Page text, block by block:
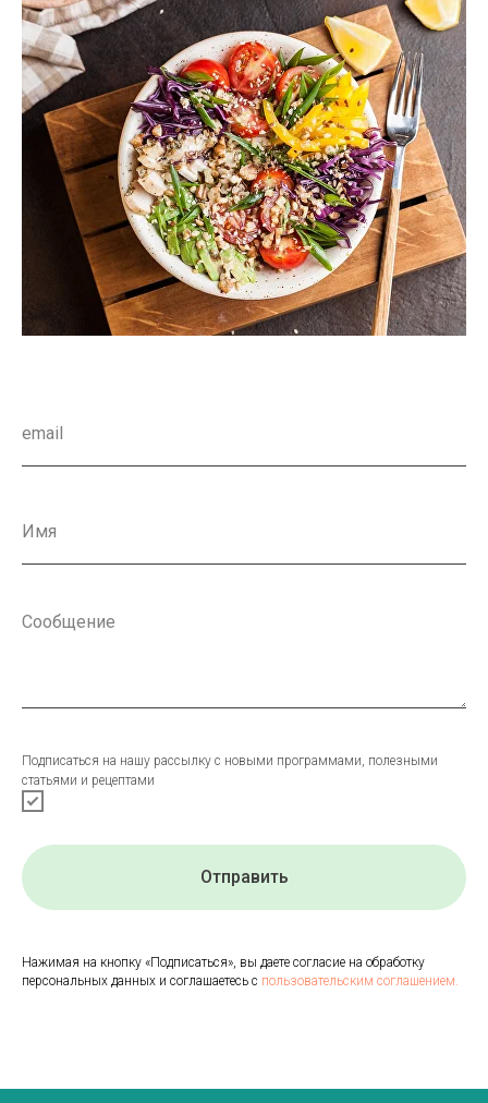
Подписаться на нашу рассылку с новыми программами, полезными
статьями и рецептами
Отправить
Нажимая на кнопку «Подписаться», вы даете согласие на обработку
персональных данных и соглашаетесь с пользовательским соглашением.